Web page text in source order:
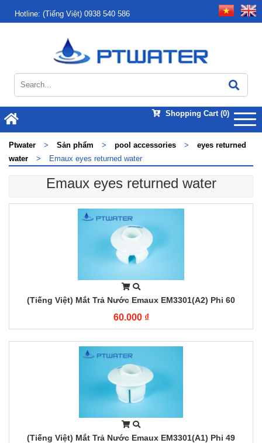
Hotline: (Tiếng Việt) 0938 540 586
Shopping Cart (0)
Ptwater > Sản phẩm > pool accessories >
eyes returned
water
> Emaux eyes returned water
Emaux eyes returned water
(Tiếng Việt) Mắt Trả Nước Emaux EM3301(A2) Phi 60
60.000 ₫
(Tiếng Việt) Mắt Trả Nước Emaux EM3301(A1) Phi 49